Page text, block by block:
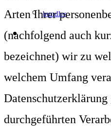
bundles
Arten Ihrer
(nachfolgend auch
bezeichnet) wir zu
welchem Umfang
durchgeführten